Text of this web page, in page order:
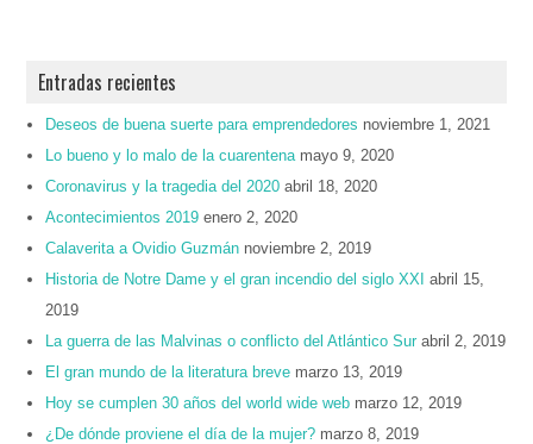
Entradas recientes
Deseos de buena suerte para emprendedores noviembre 1, 2021
Lo bueno y lo malo de la cuarentena mayo 9, 2020
Coronavirus y la tragedia del 2020 abril 18, 2020
Acontecimientos 2019 enero 2, 2020
Calaverita a Ovidio Guzmán noviembre 2, 2019
Historia de Notre Dame y el gran incendio del siglo XXI
abril 15,
2019
La guerra de las Malvinas o conflicto del Atlántico Sur abril 2, 2019
El gran mundo de la literatura breve marzo 13, 2019
Hoy se cumplen 30 años del world wide web marzo 12, 2019
¿De dónde proviene el día de la mujer? marzo 8, 2019